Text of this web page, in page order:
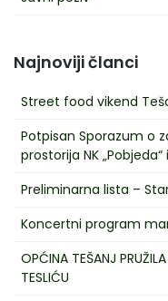
Najnoviji članci
Street food vikend
Potpisan Sporazum o
prostorija NK „Pobjeda“
Preliminarna lista –
Koncertni program
OPĆINA TEŠANJ
TESLIĆU